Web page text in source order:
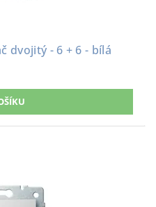
dvojitý - 6 + 6 - bílá